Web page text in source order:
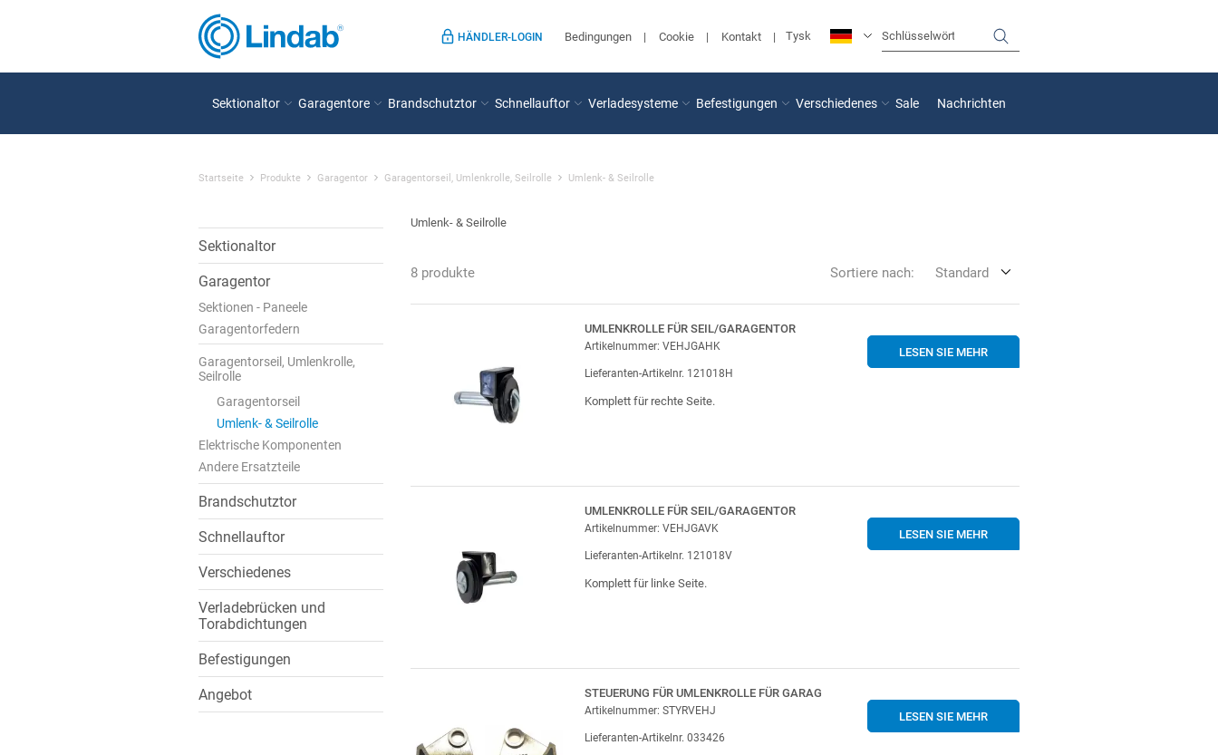
HÄNDLER-LOGIN Bedingungen Cookie Kontakt Tysk
Sektionaltor Garagentore Brandschutztor Schnellauftor Verladesysteme Befestigungen Verschiedenes Sale Nachrichten
Startseite Produkte Garagentor Garagentorseil, Umlenkrolle, Seilrolle Umlenk- & Seilrolle
Sektionaltor
Garagentor
Sektionen - Paneele
Garagentorfedern
Garagentorseil, Umlenkrolle,
Seilrolle
Garagentorseil
Umlenk- & Seilrolle
Elektrische Komponenten
Andere Ersatzteile
Brandschutztor
Schnellauftor
Verschiedenes
Verladebrücken und
Torabdichtungen
Befestigungen
Angebot
Umlenk- & Seilrolle
8 produkte Sortiere nach: Standard
UMLENKROLLE FÜR SEIL/GARAGENTOR
Artikelnummer: VEHJGAHK
Lieferanten-Artikelnr. 121018H
Komplett für rechte Seite.
LESEN SIE MEHR
UMLENKROLLE FÜR SEIL/GARAGENTOR
Artikelnummer: VEHJGAVK
Lieferanten-Artikelnr. 121018V
Komplett für linke Seite.
LESEN SIE MEHR
STEUERUNG FÜR UMLENKROLLE FÜR GARAG
Artikelnummer: STYRVEHJ
Lieferanten-Artikelnr. 033426
LESEN SIE MEHR